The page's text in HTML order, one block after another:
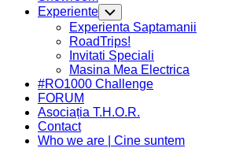
Parent
Experiente Toggle
Child
Menu
Current
Page
Parent
Experienta Saptamanii
RoadTrips!
Invitati Speciali
Masina Mea Electrica
#RO1000 Challenge
FORUM
Asociația T.H.O.R.
Contact
Who we are | Cine suntem